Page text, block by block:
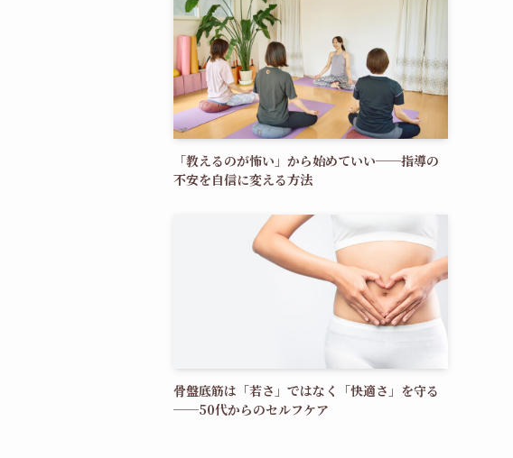
「教えるのが怖い」から始めていい──指導の
不安を自信に変える方法
骨盤底筋は「若さ」ではなく「快適さ」を守る
──50代からのセルフケア